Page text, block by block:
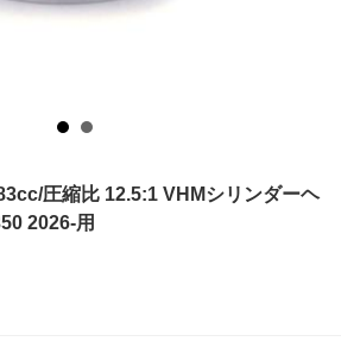
圧縮比 12.5:1 VHMシリンダーヘ
2026-用